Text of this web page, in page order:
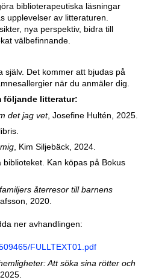
biblioterapeutiska läsningar
upplevelser av litteraturen.
nya perspektiv, bidra till
välbefinnande.
själv. Det kommer att bjudas på
när du anmäler dig.
följande litteratur:
det jag vet, Josefine Hultén, 2025.
, Kim Siljebäck, 2024.
Kan köpas på Bokus
återresor till barnens
2020.
ner avhandlingen:
FULLTEXT01.pdf
Att söka sina rötter och